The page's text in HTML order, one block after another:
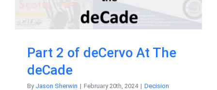
Part 2 of deCervo At The
deCade
By Jason Sherwin | February 20th, 2024 | Decision